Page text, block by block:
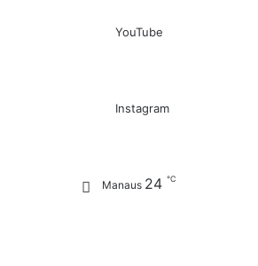
YouTube
Instagram
Manaus 24 ℃